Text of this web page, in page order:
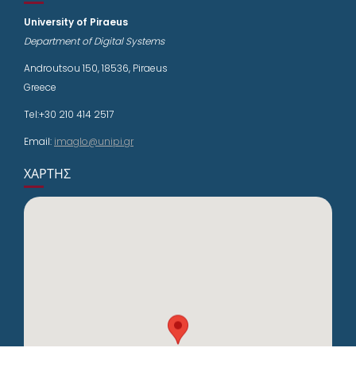
University of Piraeus
Department of Digital Systems
Androutsou 150, 18536, Piraeus
Greece
Tel:+30 210 414 2517
Email: imaglo@unipi.gr
ΧΆΡΤΗΣ